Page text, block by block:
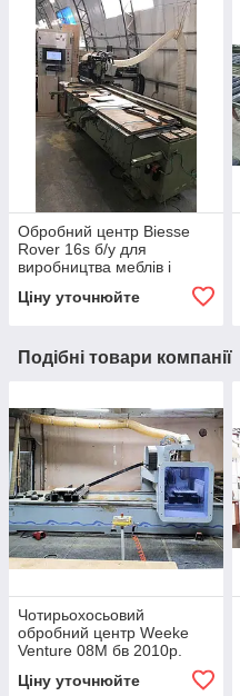
Обробний центр Biesse
Rover 16s б/у для
виробництва меблів і
фасадів: фрезерування,
свердління
Ціну уточнюйте
Подібні товари компанії
Чотирьохосьовий
обробний центр Weeke
Venture 08M бв 2010р.
Ціну уточнюйте